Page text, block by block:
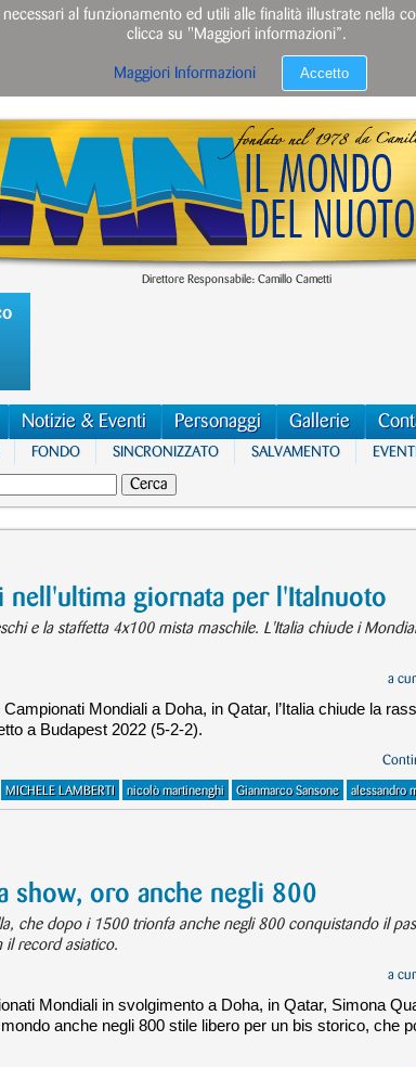
Direttore Responsabile: Camillo Cametti
Notizie & Eventi Personaggi Gallerie
FONDO SINCRONIZZATO SALVAMENTO
nell'ultima giornata per l'Italnuoto
e la staffetta 4x100 mista maschile. L'Italia chiude i
a
Mondiali a Doha, in Qatar, l’Italia chiude la
a Budapest 2022 (5-2-2).
MICHELE LAMBERTI nicolò martinenghi Gianmarco Sansone alessandro
show, oro anche negli 800
che dopo i 1500 trionfa anche negli 800 conquistando il
il record asiatico.
a
Mondiali in svolgimento a Doha, in Qatar, Simona
anche negli 800 stile libero per un bis storico, che
al funzionamento ed utili alle finalità illustrate nella
clicca su "Maggiori informazioni”.
Maggiori Informazioni Accetto